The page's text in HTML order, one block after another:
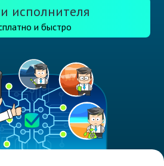
исполнителя
и быстро